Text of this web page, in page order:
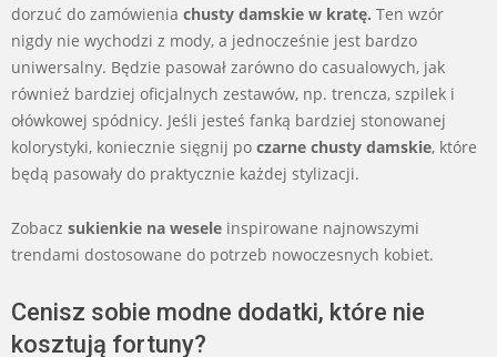
dorzuć do zamówienia chusty damskie w kratę. Ten wzór
nigdy nie wychodzi z mody, a jednocześnie jest bardzo
uniwersalny. Będzie pasował zarówno do casualowych, jak
również bardziej oficjalnych zestawów, np. trencza, szpilek i
ołówkowej spódnicy. Jeśli jesteś fanką bardziej stonowanej
kolorystyki, koniecznie sięgnij po czarne chusty damskie, które
będą pasowały do praktycznie każdej stylizacji.
Zobacz sukienkie na wesele inspirowane najnowszymi
trendami dostosowane do potrzeb nowoczesnych kobiet.
Cenisz sobie modne dodatki, które nie
kosztują fortuny?